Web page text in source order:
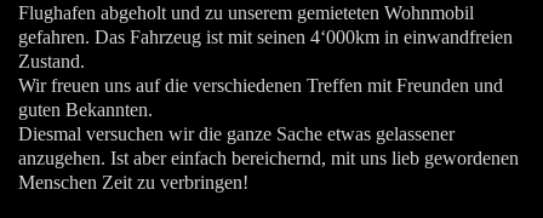
Flughafen abgeholt und zu unserem gemieteten Wohnmobil
gefahren. Das Fahrzeug ist mit seinen 4‘000km in einwandfreien
Zustand.
Wir freuen uns auf die verschiedenen Treffen mit Freunden und
guten Bekannten.
Diesmal versuchen wir die ganze Sache etwas gelassener
anzugehen. Ist aber einfach bereichernd, mit uns lieb gewordenen
Menschen Zeit zu verbringen!